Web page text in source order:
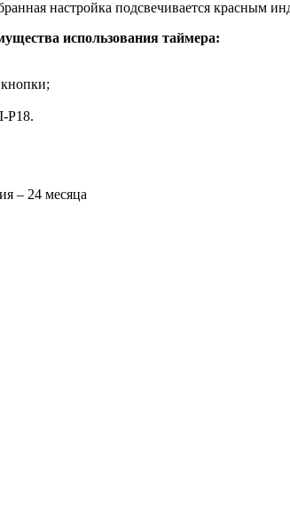
настройка подсвечивается красным
использования таймера:
P18.
– 24 месяца